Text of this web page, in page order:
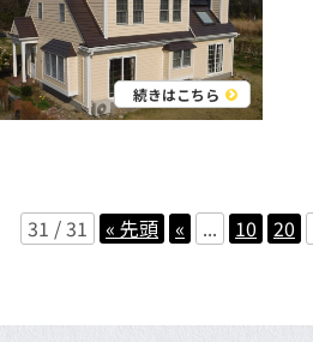
続きはこちら
31 / 31 « 先頭 « ... 10 20